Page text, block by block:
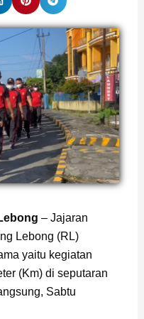
– Jajaran
Lebong (RL)
yaitu kegiatan
(Km) di seputaran
Sabtu